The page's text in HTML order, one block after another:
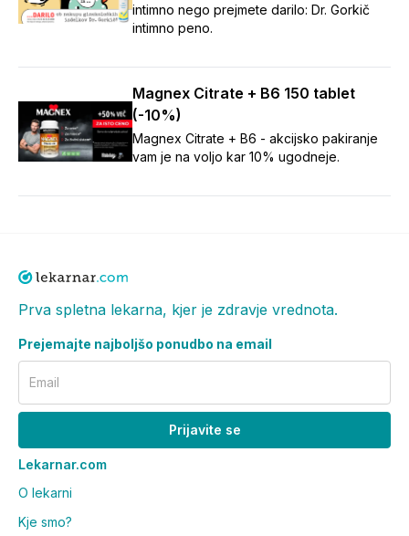
intimno nego prejmete darilo: Dr. Gorkič
intimno peno.
Magnex Citrate + B6 150 tablet
(-10%)
Magnex Citrate + B6 - akcijsko pakiranje
vam je na voljo kar 10% ugodneje.
Prva spletna lekarna, kjer je zdravje vrednota.
Prejemajte najboljšo ponudbo na email
Email
Prijavite se
Lekarnar.com
O lekarni
Kje smo?